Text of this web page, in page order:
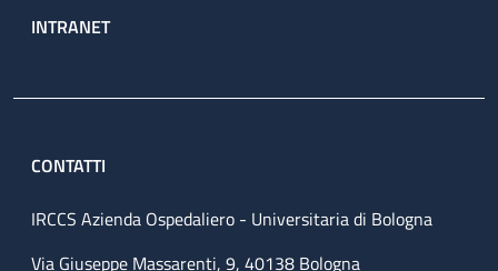
INTRANET
CONTATTI
IRCCS Azienda Ospedaliero - Universitaria di Bologna
Via Giuseppe Massarenti, 9, 40138 Bologna